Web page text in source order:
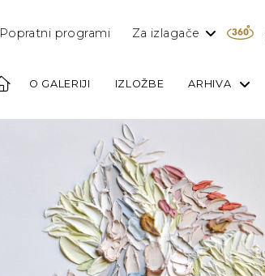
Popratni programi Za izlagače
O GALERIJI IZLOŽBE ARHIVA